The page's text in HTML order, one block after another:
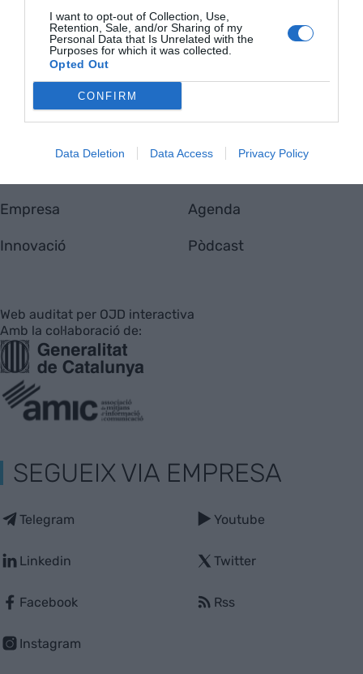
I want to opt-out of Collection, Use,
Retention, Sale, and/or Sharing of my
Personal Data that Is Unrelated with the
Purposes for which it was collected.
Opted Out
CONFIRM
Data Deletion Data Access Privacy Policy
Qui som
Contacta'ns
Totmedia
EnpresaBIDEA
Empresa
Innovació
Agenda
Pòdcast
Web auditat per OJD interactiva
Amb la col·laboració de:
SEGUEIX VIA EMPRESA
Telegram
Linkedin
Facebook
Instagram
Youtube
Twitter
Rss